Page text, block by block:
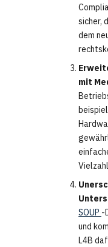
sicher,
dem
mit
SOUP -
und
L4B